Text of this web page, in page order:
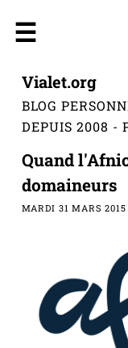
Vialet.org
BLOG
DEPUIS 2008 -
Quand
domaineurs
MARDI 31 MARS 2015